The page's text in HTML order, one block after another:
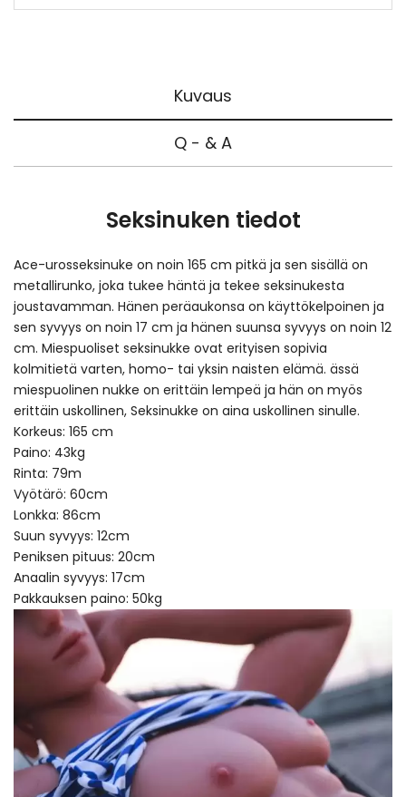
Kuvaus
Q - & A
Seksinuken tiedot
Ace-urosseksinuke on noin 165 cm pitkä ja sen sisällä on
metallirunko, joka tukee häntä ja tekee seksinukesta
joustavamman. Hänen peräaukonsa on käyttökelpoinen ja
sen syvyys on noin 17 cm ja hänen suunsa syvyys on noin 12
cm. Miespuoliset seksinukke ovat erityisen sopivia
kolmitietä varten, homo- tai yksin naisten elämä. ässä
miespuolinen nukke on erittäin lempeä ja hän on myös
erittäin uskollinen, Seksinukke on aina uskollinen sinulle.
Korkeus: 165 cm
Paino: 43kg
Rinta: 79m
Vyötärö: 60cm
Lonkka: 86cm
Suun syvyys: 12cm
Peniksen pituus: 20cm
Anaalin syvyys: 17cm
Pakkauksen paino: 50kg